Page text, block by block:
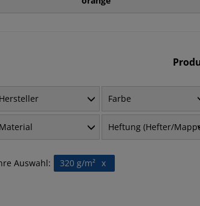
Farbe
Heftung (Hefter/
Auswahl: x
320 g/m²